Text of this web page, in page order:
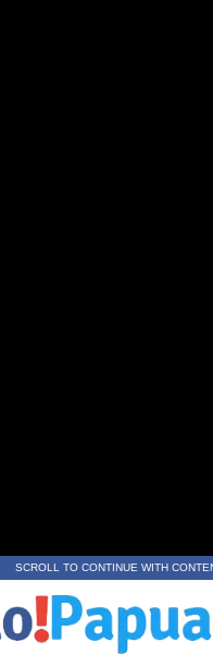
SCROLL TO CONTINUE WITH